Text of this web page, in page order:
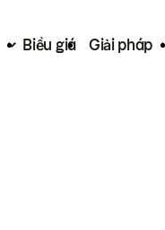
Biểu giá Giải pháp